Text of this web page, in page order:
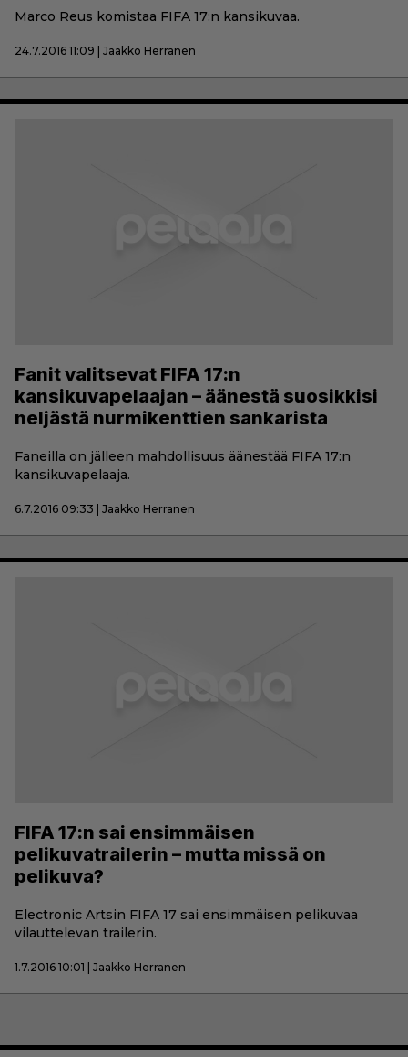
Marco Reus komistaa FIFA 17:n kansikuvaa.
24.7.2016 11:09 | Jaakko Herranen
Fanit valitsevat FIFA 17:n
kansikuvapelaajan – äänestä suosikkisi
neljästä nurmikenttien sankarista
Faneilla on jälleen mahdollisuus äänestää FIFA 17:n
kansikuvapelaaja.
6.7.2016 09:33 | Jaakko Herranen
FIFA 17:n sai ensimmäisen
pelikuvatrailerin – mutta missä on
pelikuva?
Electronic Artsin FIFA 17 sai ensimmäisen pelikuvaa
vilauttelevan trailerin.
1.7.2016 10:01 | Jaakko Herranen